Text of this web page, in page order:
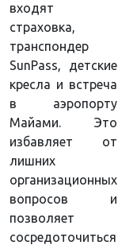
входят
страховка,
транспондер
SunPass, детские
кресла и встреча
в аэропорту
Майами. Это
избавляет от
лишних
организационных
вопросов и
позволяет
сосредоточиться